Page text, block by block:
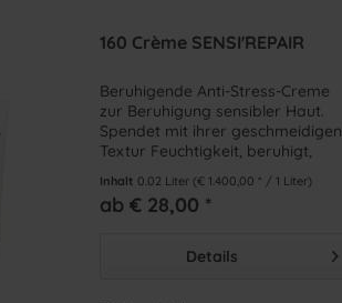
160 Crème SENSI'REPAIR
Beruhigende Anti-Stress-Creme
zur Beruhigung sensibler Haut.
Spendet mit ihrer geschmeidigen
Textur Feuchtigkeit, beruhigt,
optimales Wohlbefinden.
Inhalt 0.02 Liter (€ 1.400,00 * / 1 Liter)
ab € 28,00 *
Details